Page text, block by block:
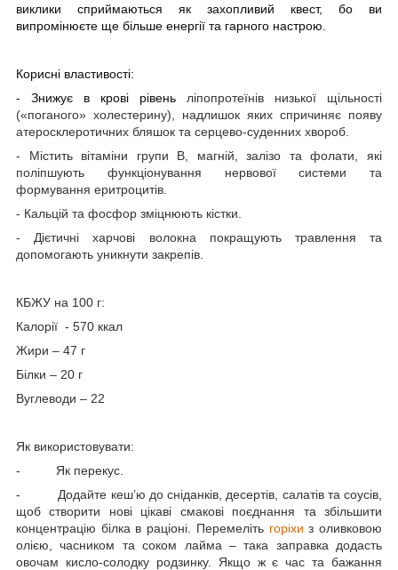
виклики сприймаються як захопливий квест, бо ви
випромінюєте ще більше енергії та гарного настрою.
Корисні властивості:
-
Знижує в крові рівень
ліпопротеїнів низької щільності
(«поганого» холестерину), надлишок яких спричиняє появу
атеросклеротичних бляшок та серцево-суденних хвороб.
- Містить вітаміни групи В, магній, залізо та фолати, які
поліпшують функціонування нервової системи та
формування еритроцитів.
- Кальцій та фосфор зміцнюють кістки.
- Дієтичні харчові волокна покращують травлення та
допомогають уникнути закрепів.
КБЖУ на 100 г:
Калорії - 570 ккал
Жири – 47 г
Білки – 20 г
Вуглеводи – 22
Як використовувати:
-
Як перекус.
-
Додайте кеш’ю до сніданків, десертів, салатів та соусів,
щоб створити нові цікаві смакові поєднання та збільшити
концентрацію білка в раціоні. Перемеліть горіхи з оливковою
олією, часником та соком лайма – така заправка додасть
овочам кисло-солодку родзинку. Якщо ж є час та бажання